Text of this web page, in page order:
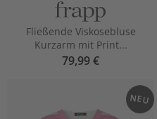
Fließende Viskosebluse
Kurzarm mit Print...
79,99 €
NEU